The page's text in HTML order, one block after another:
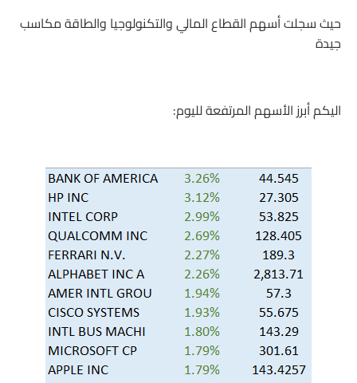
حيث سجلت أسهم القطاع المالي والتكنولوجيا والطاقة مكاسب
جيدة
اليكم أبرز الأسهم المرتفعة لليوم: